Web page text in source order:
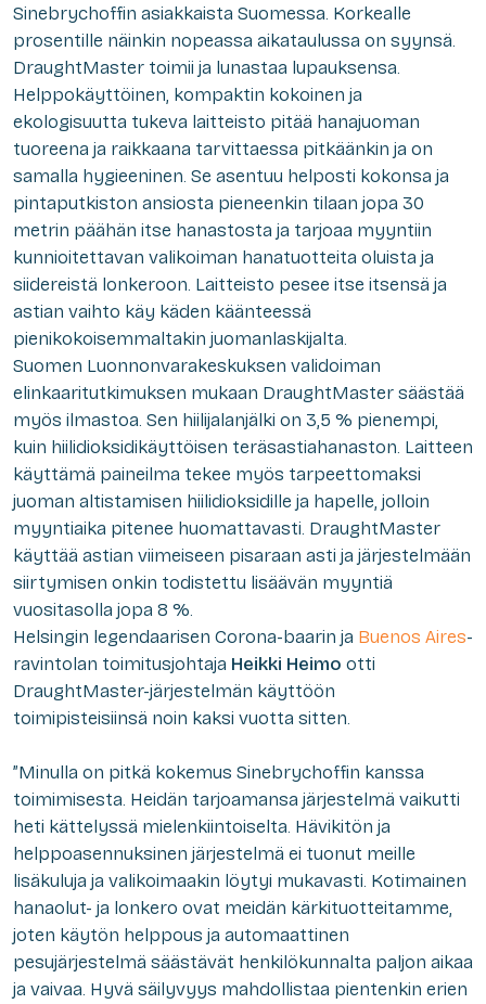
Sinebrychoffin asiakkaista Suomessa. Korkealle
prosentille näinkin nopeassa aikataulussa on syynsä.
DraughtMaster toimii ja lunastaa lupauksensa.
Helppokäyttöinen, kompaktin kokoinen ja
ekologisuutta tukeva laitteisto pitää hanajuoman
tuoreena ja raikkaana tarvittaessa pitkäänkin ja on
samalla hygieeninen. Se asentuu helposti kokonsa ja
pintaputkiston ansiosta pieneenkin tilaan jopa 30
metrin päähän itse hanastosta ja tarjoaa myyntiin
kunnioitettavan valikoiman hanatuotteita oluista ja
siidereistä lonkeroon. Laitteisto pesee itse itsensä ja
astian vaihto käy käden käänteessä
pienikokoisemmaltakin juomanlaskijalta.
Suomen Luonnonvarakeskuksen validoiman
elinkaaritutkimuksen mukaan DraughtMaster säästää
myös ilmastoa. Sen hiilijalanjälki on 3,5 % pienempi,
kuin hiilidioksidikäyttöisen teräsastiahanaston. Laitteen
käyttämä paineilma tekee myös tarpeettomaksi
juoman altistamisen hiilidioksidille ja hapelle, jolloin
myyntiaika pitenee huomattavasti. DraughtMaster
käyttää astian viimeiseen pisaraan asti ja järjestelmään
siirtymisen onkin todistettu lisäävän myyntiä
vuositasolla jopa 8 %.
Helsingin legendaarisen Corona-baarin ja Buenos Aires-
ravintolan toimitusjohtaja Heikki Heimo otti
DraughtMaster-järjestelmän käyttöön
toimipisteisiinsä noin kaksi vuotta sitten.
”Minulla on pitkä kokemus Sinebrychoffin kanssa
toimimisesta. Heidän tarjoamansa järjestelmä vaikutti
heti kättelyssä mielenkiintoiselta. Hävikitön ja
helppoasennuksinen järjestelmä ei tuonut meille
lisäkuluja ja valikoimaakin löytyi mukavasti. Kotimainen
hanaolut- ja lonkero ovat meidän kärkituotteitamme,
joten käytön helppous ja automaattinen
pesujärjestelmä säästävät henkilökunnalta paljon aikaa
ja vaivaa. Hyvä säilyvyys mahdollistaa pientenkin erien